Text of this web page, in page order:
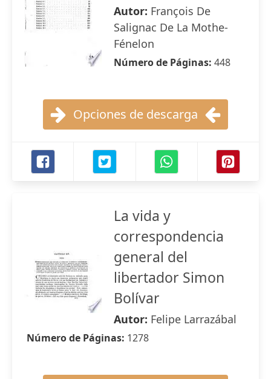
Autor: François De
Salignac De La Mothe-
Fénelon
Número de Páginas: 448
Opciones de descarga
La vida y
correspondencia
general del
libertador Simon
Bolívar
Autor: Felipe Larrazábal
Número de Páginas: 1278